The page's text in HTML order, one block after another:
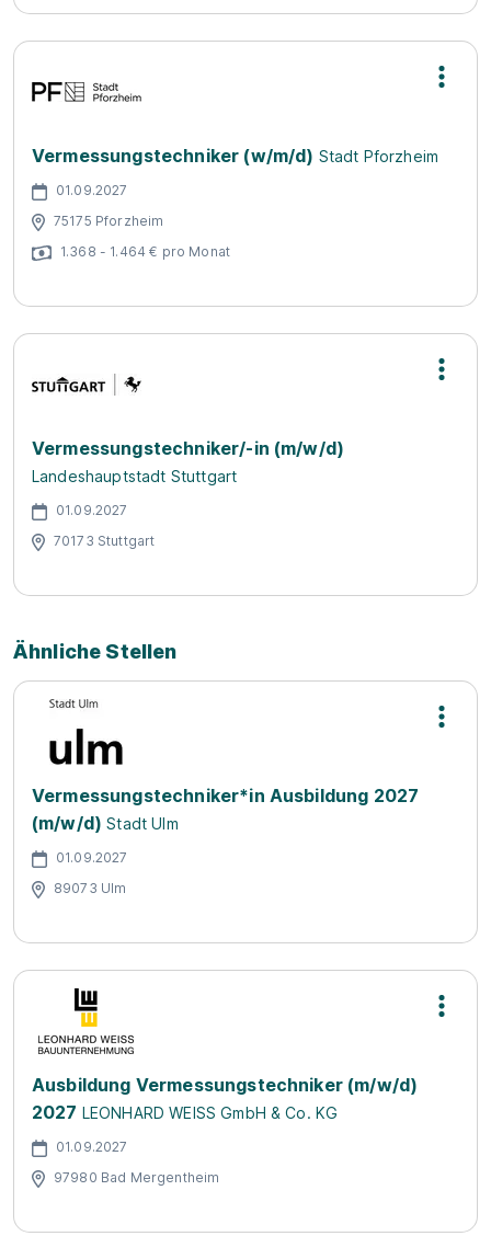
Vermessungstechniker (w/m/d) Stadt Pforzheim
01.09.2027
75175 Pforzheim
1.368 - 1.464 € pro Monat
Vermessungstechniker/-in (m/w/d)
Landeshauptstadt Stuttgart
01.09.2027
70173 Stuttgart
Ähnliche Stellen
Vermessungstechniker*in Ausbildung 2027
(m/w/d) Stadt Ulm
01.09.2027
89073 Ulm
Ausbildung Vermessungstechniker (m/w/d)
2027 LEONHARD WEISS GmbH & Co. KG
01.09.2027
97980 Bad Mergentheim